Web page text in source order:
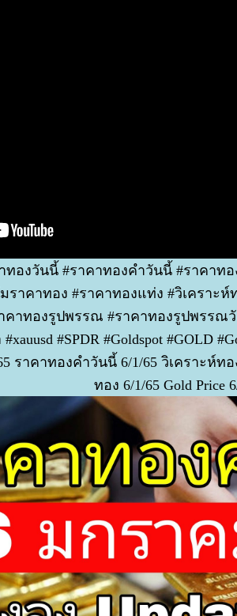
ทองวันนี้ #ราคาทองคำวันนี้ #ราคาท
ราคาทอง #ราคาทองแท่ง #วิเคราะ
คาทองรูปพรรณ #ราคาทองรูปพรรณ
#SPDR #Goldspot #GOLD
ราคาทองคำวันนี้ 6/1/65 วิเคราะห์ทอ
ทอง 6/1/65 Gold Price